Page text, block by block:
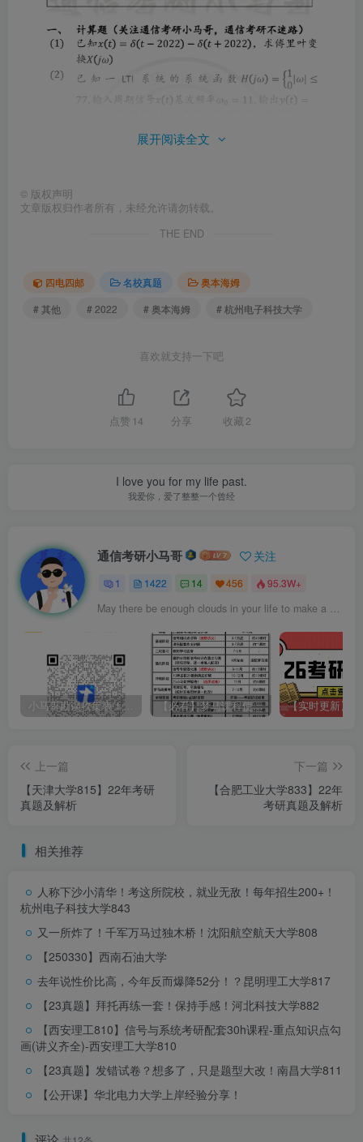
展开阅读全文
© 版权声明
文章版权归作者所有，未经允许请勿转载。
THE END
四电四邮 名校真题
奥本海姆
# 其他
# 2022 # 奥本海姆 # 杭州电子科技大学
喜欢就支持一下吧
点赞 14 分享 收藏 2
I love you for my life past.
我爱你，爱了整整一个曾经
通信考研小马哥 关注
1 1422 14 456 95.3W+
May there be enough clouds in your life to make a beautiful sunset.
小马哥勘误收集表！感谢您的支持！ 【必看】梦马课程使用方法！
上一篇
【天津大学815】22年考研
真题及解析
下一篇
【合肥工业大学833】22年
考研真题及解析
相关推荐
人称下沙小清华！考这所院校，就业无敌！每年招生200+！
杭州电子科技大学843
又一所炸了！千军万马过独木桥！ 沈阳航空航天大学808
【250330】西南石油大学
去年说性价比高，今年反而爆降52分！？ 昆明理工大学817
【23真题】拜托再练一套！保持手感！ 河北科技大学882
【西安理工810】信号与系统考研配套30h课程-重点知识点勾
画(讲义齐全)-西安理工大学810
【23真题】发错试卷？想多了，只是题型大改！ 南昌大学811
【公开课】华北电力大学上岸经验分享！